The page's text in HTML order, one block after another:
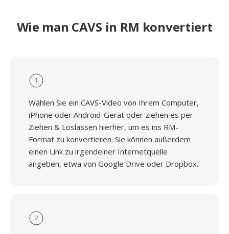
Wie man CAVS in RM konvertiert
1
Wählen Sie ein CAVS-Video von Ihrem Computer,
iPhone oder Android-Gerät oder ziehen es per
Ziehen & Loslassen hierher, um es ins RM-
Format zu konvertieren. Sie können außerdem
einen Link zu irgendeiner Internetquelle
angeben, etwa von Google Drive oder Dropbox.
2